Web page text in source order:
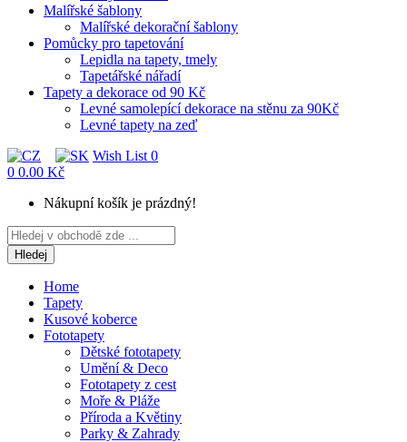
Malířské šablony
Malířské dekorační šablony
Pomůcky pro tapetování
Lepidla na tapety, tmely
Tapetářské nářadí
Tapety a dekorace od 90 Kč
Levné samolepící dekorace na stěnu za 90Kč
Levné tapety na zeď
Wish List 0
0 0.00 Kč
Nákupní košík je prázdný!
Hledej
Home
Tapety
Kusové koberce
Fototapety
Dětské fototapety
Umění & Deco
Fototapety z cest
Moře & Pláže
Příroda a Květiny
Parky & Zahrady